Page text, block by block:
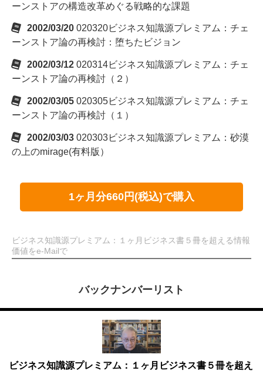
ーンストアの構造改革めぐる戦略的な課題
2002/03/20 020320ビジネス知識源プレミアム：チェ
ーンストア論の再検討：堕ちたビジョン
2002/03/12 020314ビジネス知識源プレミアム：チェ
ーンストア論の再検討（２）
2002/03/05 020305ビジネス知識源プレミアム：チェ
ーンストア論の再検討（１）
2002/03/03 020303ビジネス知識源プレミアム：砂漠
の上のmirage(有料版）
1ヶ月分660円(税込)で購入
ビジネス知識源プレミアム：１ヶ月ビジネス書５冊を超える情報
価値をe-Mailで
バックナンバーリスト
ビジネス知識源プレミアム：１ヶ月ビジネス書５冊を超え